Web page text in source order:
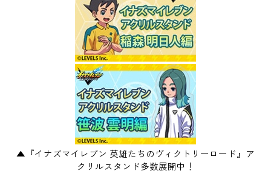
▲『イナズマイレブン 英雄たちのヴィクトリーロード』ア
クリルスタンド多数展開中！